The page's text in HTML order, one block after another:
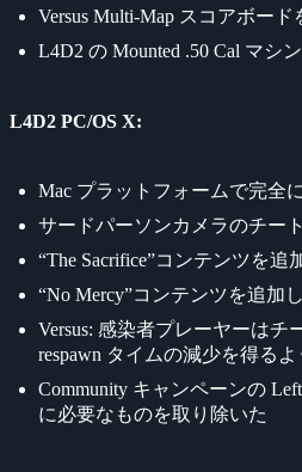
Versus Multi-Map スコアボード
L4D2 の Mounted .50 Cal マシ
L4D2 PC/OS X:
Mac プラットフォームで完全
サードパーソンカメラのチー
“The Sacrifice”コンテンツを追
“No Mercy”コンテンツを追加
Versus: 感染者プレーヤーはチ
respawn タイムの減少を得る
Community キャンペーンの
に必要なものを取り除いた